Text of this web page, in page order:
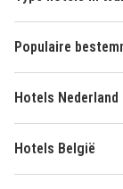
Populaire
Hotels Nederland
Hotels België